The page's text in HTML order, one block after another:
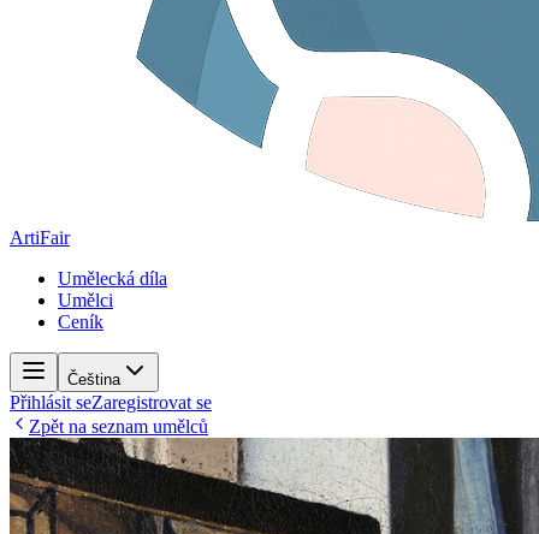
ArtiFair
Umělecká díla
Umělci
Ceník
Čeština
Přihlásit seZaregistrovat se
Zpět na seznam umělců